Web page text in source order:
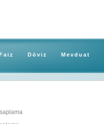
Döviz Mevduat